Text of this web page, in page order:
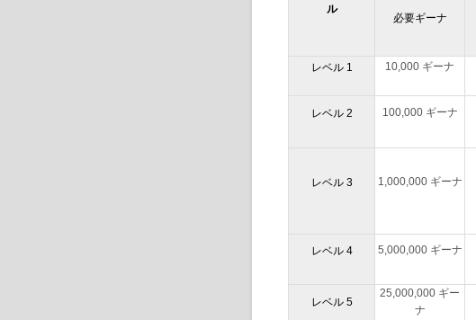
ル
必要ギーナ
レベル 1 10,000 ギーナ
レベル 2 100,000 ギーナ
レベル 3 1,000,000 ギーナ
レベル 4 5,000,000 ギーナ
レベル 5
25,000,000 ギー
ナ